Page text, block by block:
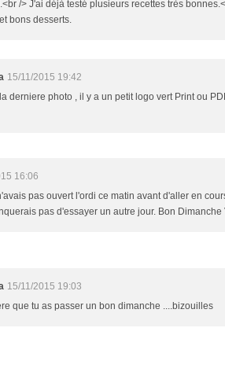
/> J'ai déjà testé plusieurs recettes très
bons desserts.
15/11/2015 19:42
derniere photo , il y a un petit logo vert Print ou
16:06
pas ouvert l'ordi ce matin avant d'aller en
pas d'essayer un autre jour. Bon
15/11/2015 19:03
que tu as passer un bon dimanche ....bizouilles